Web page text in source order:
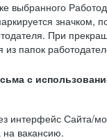
выбранного
При
папок
с
интерфейс Сайта/
вакансию.